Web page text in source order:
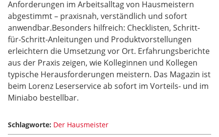
Anforderungen im Arbeitsalltag von Hausmeistern
abgestimmt – praxisnah, verständlich und sofort
anwendbar.Besonders hilfreich: Checklisten, Schritt-
für-Schritt-Anleitungen und Produktvorstellungen
erleichtern die Umsetzung vor Ort. Erfahrungsberichte
aus der Praxis zeigen, wie Kolleginnen und Kollegen
typische Herausforderungen meistern. Das Magazin ist
beim Lorenz Leserservice ab sofort im Vorteils- und im
Miniabo bestellbar.
Schlagworte: Der Hausmeister